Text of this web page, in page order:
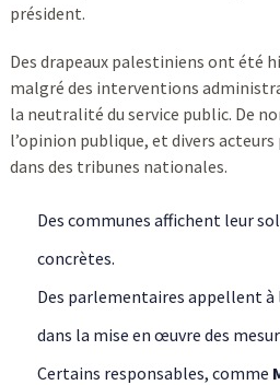
président.
Des drapeaux palestiniens ont été
malgré des interventions
la neutralité du service public. De
l’opinion publique, et divers
dans des tribunes nationales.
Des communes affichent leur
concrètes.
Des parlementaires appellent à
dans la mise en œuvre des
Certains responsables, comme